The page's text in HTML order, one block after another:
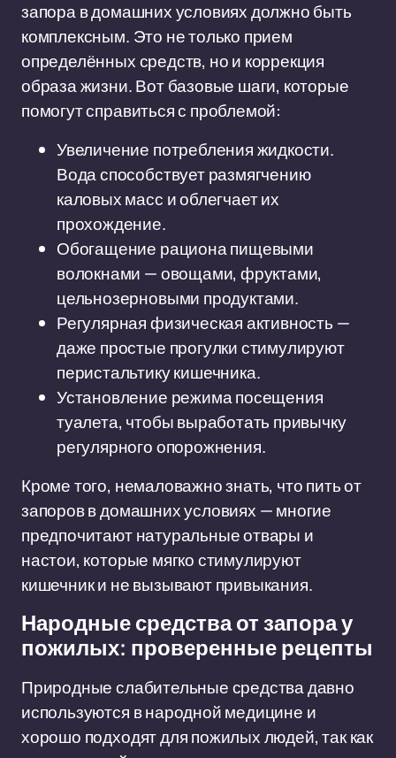
запора в домашних условиях должно быть
комплексным. Это не только прием
определённых средств, но и коррекция
образа жизни. Вот базовые шаги, которые
помогут справиться с проблемой:
Увеличение потребления жидкости.
Вода способствует размягчению
каловых масс и облегчает их
прохождение.
Обогащение рациона пищевыми
волокнами — овощами, фруктами,
цельнозерновыми продуктами.
Регулярная физическая активность —
даже простые прогулки стимулируют
перистальтику кишечника.
Установление режима посещения
туалета, чтобы выработать привычку
регулярного опорожнения.
Кроме того, немаловажно знать, что пить от
запоров в домашних условиях — многие
предпочитают натуральные отвары и
настои, которые мягко стимулируют
кишечник и не вызывают привыкания.
Народные средства от запора у
пожилых: проверенные рецепты
Природные слабительные средства давно
используются в народной медицине и
хорошо подходят для пожилых людей, так как